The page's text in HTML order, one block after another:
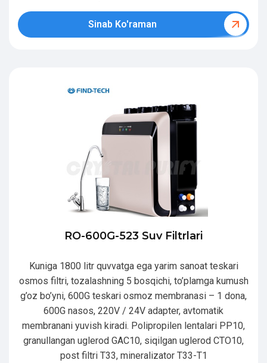
Sinab Ko'raman
RO-600G-523 Suv Filtrlari
Kuniga 1800 litr quvvatga ega yarim sanoat teskari
osmos filtri, tozalashning 5 bosqichi, to’plamga kumush
g’oz bo’yni, 600G teskari osmoz membranasi – 1 dona,
600G nasos, 220V / 24V adapter, avtomatik
membranani yuvish kiradi. Polipropilen lentalari PP10,
granullangan uglerod GAC10, siqilgan uglerod CTO10,
post filtri T33, mineralizator T33-T1